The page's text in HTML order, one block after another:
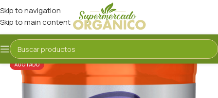
Skip to navigation
Skip to main content
AGOTADO